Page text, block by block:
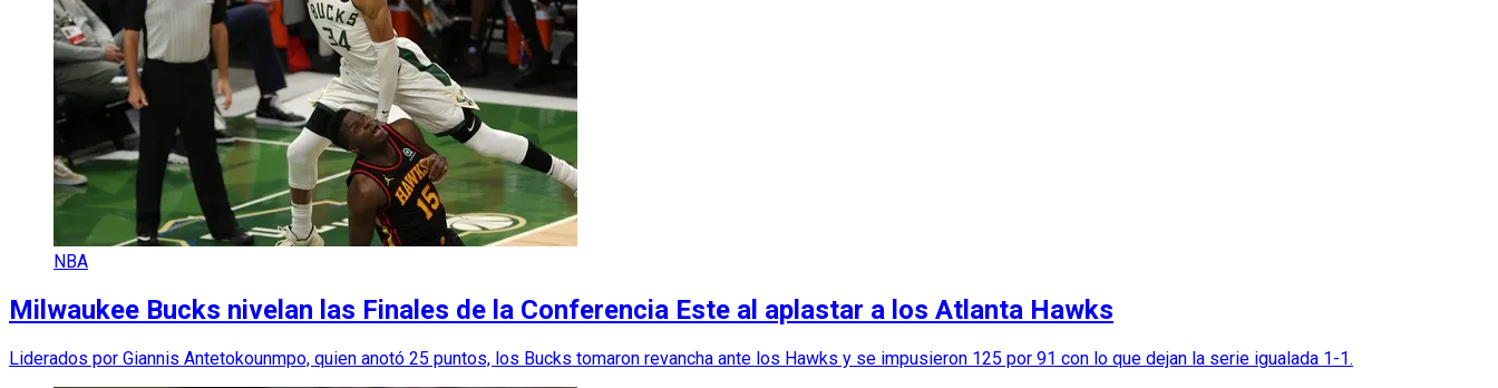
NBA
Milwaukee Bucks nivelan las Finales de la Conferencia Este al aplastar a los Atlanta Hawks
Liderados por Giannis Antetokounmpo, quien anotó 25 puntos, los Bucks tomaron revancha ante los Hawks y se impusieron 125 por 91 con lo que dejan la serie igualada 1-1.